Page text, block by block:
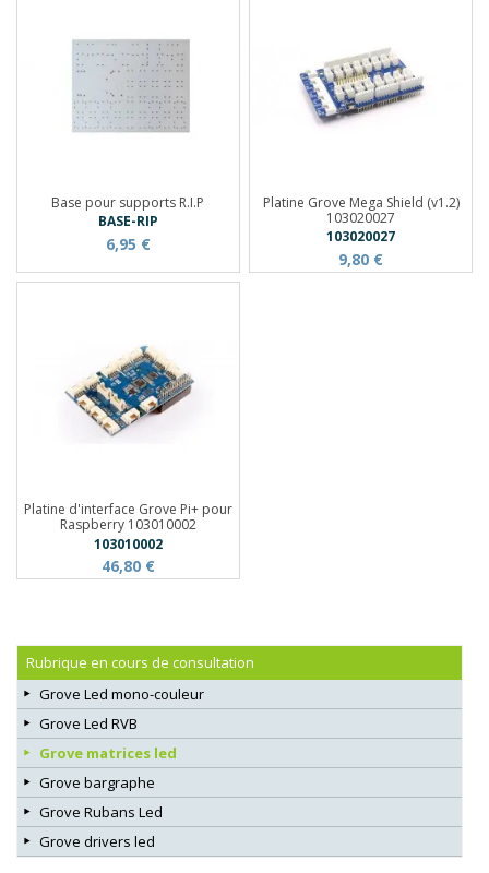
Base pour supports R.I.P
BASE-RIP
6,95 €
Platine Grove Mega Shield (v1.2)
103020027
103020027
9,80 €
Platine d'interface Grove Pi+ pour
Raspberry 103010002
103010002
46,80 €
Rubrique en cours de consultation
Grove Led mono-couleur
Grove Led RVB
Grove matrices led
Grove bargraphe
Grove Rubans Led
Grove drivers led